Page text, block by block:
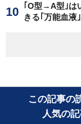
｢O型→A型｣は
きる｢万能血液
この記事の
人気の